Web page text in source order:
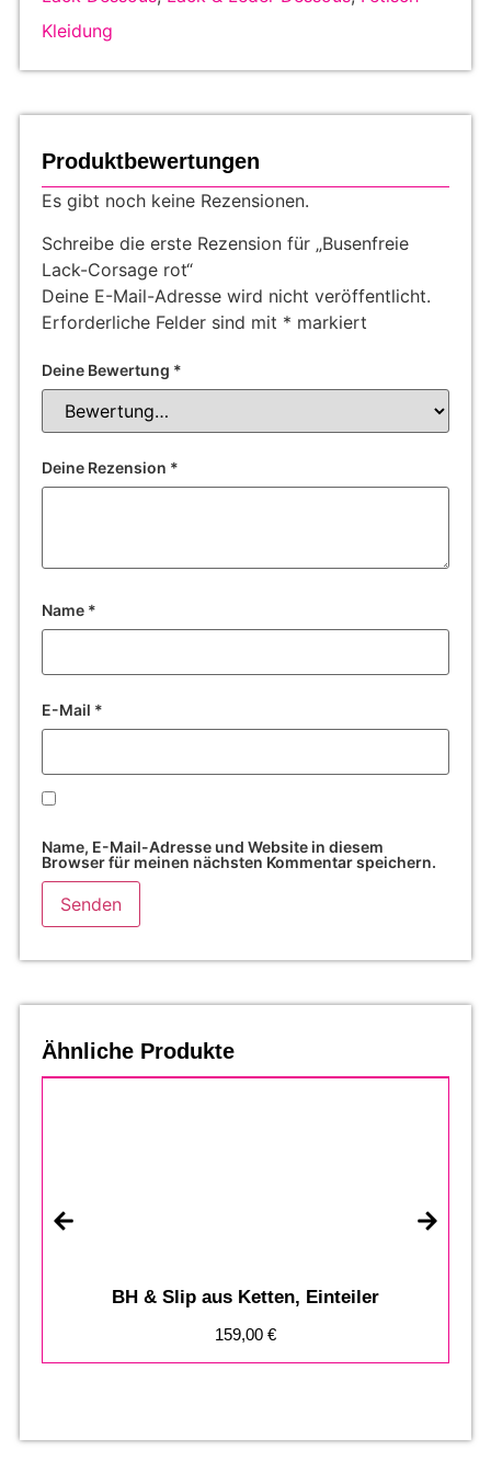
Kleidung
Produktbewertungen
Es gibt noch keine Rezensionen.
Schreibe die erste Rezension für „Busenfreie
Lack-Corsage rot“
Deine E-Mail-Adresse wird nicht veröffentlicht.
Erforderliche Felder sind mit * markiert
Deine Bewertung *
Deine Rezension *
Name *
E-Mail *
Name, E-Mail-Adresse und Website in diesem
Browser für meinen nächsten Kommentar speichern.
Ähnliche Produkte
BH & Slip aus Ketten, Einteiler
159,00 €